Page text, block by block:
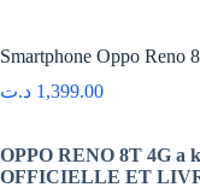
Smartphone Oppo Reno
1,399.00 د.ت
OPPO RENO 8T 4G a
OFFICIELLE ET